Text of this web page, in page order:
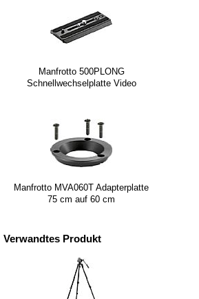
Manfrotto 500PLONG
Schnellwechselplatte Video
Manfrotto MVA060T Adapterplatte
75 cm auf 60 cm
Verwandtes Produkt